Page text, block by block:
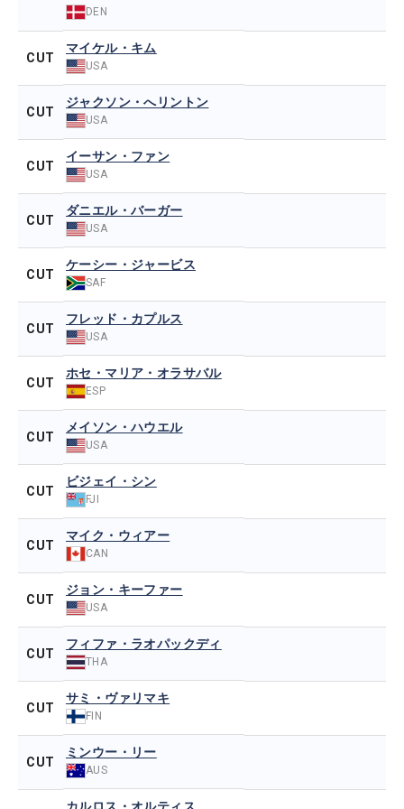
DEN
CUT
マイケル・キム
USA
CUT
ジャクソン・へリントン
USA
CUT
イーサン・ファン
USA
CUT
ダニエル・バーガー
USA
CUT
ケーシー・ジャービス
SAF
CUT
フレッド・カプルス
USA
CUT
ホセ・マリア・オラサバル
ESP
CUT
メイソン・ハウエル
USA
CUT
ビジェイ・シン
FJI
CUT
マイク・ウィアー
CAN
CUT
ジョン・キーファー
USA
CUT
フィファ・ラオパックディ
THA
CUT
サミ・ヴァリマキ
FIN
CUT
ミンウー・リー
AUS